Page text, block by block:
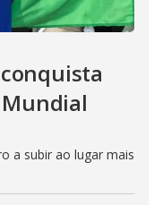
a subir ao lugar mais